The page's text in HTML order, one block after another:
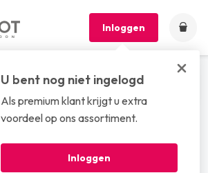
Inloggen
U bent nog niet ingelogd
Als premium klant krijgt u extra
voordeel op ons assortiment.
Inloggen